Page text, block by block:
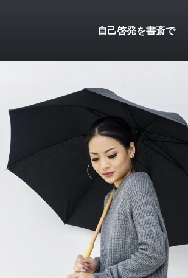
自己啓発を書斎で